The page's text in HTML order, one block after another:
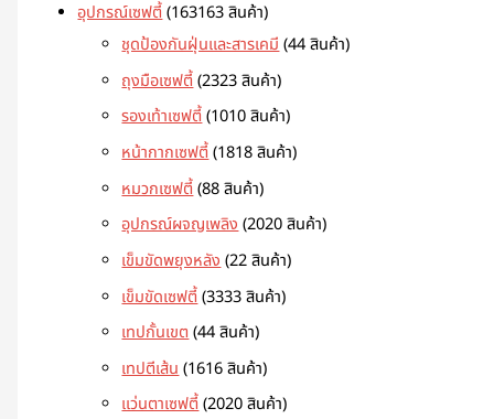
อุปกรณ์เซฟตี้ 163163 สินค้า
ชุดป้องกันฝุ่นและสารเคมี 44 สินค้า
ถุงมือเซฟตี้ 2323 สินค้า
รองเท้าเซฟตี้ 1010 สินค้า
หน้ากากเซฟตี้ 1818 สินค้า
หมวกเซฟตี้ 88 สินค้า
อุปกรณ์ผจญเพลิง 2020 สินค้า
เข็มขัดพยุงหลัง 22 สินค้า
เข็มขัดเซฟตี้ 3333 สินค้า
เทปกั้นเขต 44 สินค้า
เทปตีเส้น 1616 สินค้า
แว่นตาเซฟตี้ 2020 สินค้า